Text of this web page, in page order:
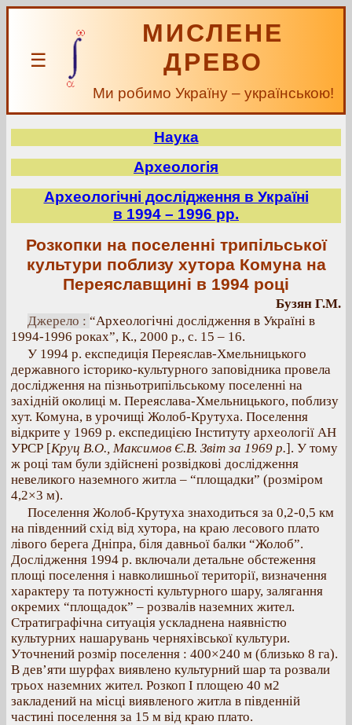
☰
МИСЛЕНЕ
ДРЕВО
Ми робимо Україну – українською!
Наука
Археологія
Археологічні дослідження в Україні
в 1994 – 1996 рр.
Розкопки на поселенні трипільської
культури поблизу хутора Комуна на
Переяславщині в 1994 році
Бузян Г.М.
Джерело : “Археологічні дослідження в Україні в
1994-1996 роках”, К., 2000 р., с. 15 – 16.
У 1994 р. експедиція Переяслав-Хмельницького
державного історико-культурного заповідника провела
дослідження на пізньотрипільському поселенні на
західній околиці м. Переяслава-Хмельницького, поблизу
хут. Комуна, в урочищі Жолоб-Крутуха. Поселення
відкрите у 1969 р. експедицією Інституту археології АН
УРСР [Круц В.О., Максимов Є.В. Звіт за 1969 р.]. У тому
ж році там були здійснені розвідкові дослідження
невеликого наземного житла – “площадки” (розміром
4,2×3 м).
Поселення Жолоб-Крутуха знаходиться за 0,2-0,5 км
на південний схід від хутора, на краю лесового плато
лівого берега Дніпра, біля давньої балки “Жолоб”.
Дослідження 1994 р. включали детальне обстеження
площі поселення i навколишньої території, визначення
характеру та потужності культурного шару, залягання
окремих “площадок” – розвалів наземних жител.
Стратиграфічна ситуація ускладнена наявністю
культурних нашарувань черняхівської культури.
Уточнений розмір поселення : 400×240 м (близько 8 га).
В дев’яти шурфах виявлено культурний шар та розвали
трьох наземних жител. Розкоп I площею 40 м2
закладений на місці виявленого житла в південній
частині поселення за 15 м від краю плато.